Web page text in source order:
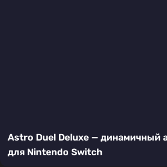
Astro Duel Deluxe — динамичный
для Nintendo Switch